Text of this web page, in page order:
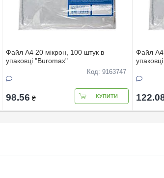
Файл А4 20 мікрон, 100 штук в
упаковці "Buromax"
Код: 9163747
98.56 ₴ КУПИТИ
Файл А4